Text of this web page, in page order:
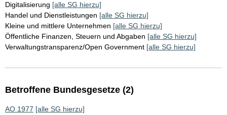
Digitalisierung [alle SG hierzu]
Handel und Dienstleistungen [alle SG hierzu]
Kleine und mittlere Unternehmen [alle SG hierzu]
Öffentliche Finanzen, Steuern und Abgaben [alle SG hierzu]
Verwaltungstransparenz/Open Government [alle SG hierzu]
Betroffene Bundesgesetze (2)
AO 1977 [alle SG hierzu]